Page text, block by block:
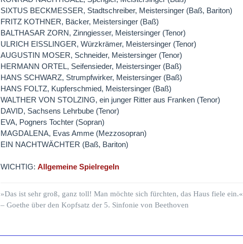
SIXTUS BECKMESSER, Stadtschreiber, Meistersinger (Baß, Bariton)
FRITZ KOTHNER, Bäcker, Meistersinger (Baß)
BALTHASAR ZORN, Zinngiesser, Meistersinger (Tenor)
ULRICH EISSLINGER, Würzkrämer, Meistersinger (Tenor)
AUGUSTIN MOSER, Schneider, Meistersinger (Tenor)
HERMANN ORTEL, Seifensieder, Meistersinger (Baß)
HANS SCHWARZ, Strumpfwirker, Meistersinger (Baß)
HANS FOLTZ, Kupferschmied, Meistersinger (Baß)
WALTHER VON STOLZING, ein junger Ritter aus Franken (Tenor)
DAVID, Sachsens Lehrbube (Tenor)
EVA, Pogners Tochter (Sopran)
MAGDALENA, Evas Amme (Mezzosopran)
EIN NACHTWÄCHTER (Baß, Bariton)
WICHTIG:Allgemeine Spielregeln
»Das ist sehr groß, ganz toll! Man möchte sich fürchten, das Haus fiele ein.«
– Goethe über den Kopfsatz der 5. Sinfonie von Beethoven